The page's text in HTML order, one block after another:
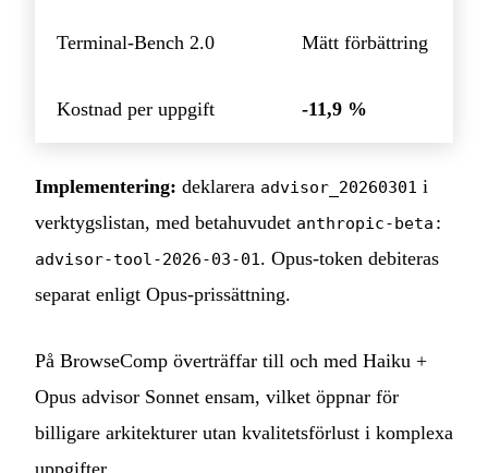
Terminal-Bench 2.0 Mätt förbättring
Kostnad per uppgift -11,9 %
Implementering: deklarera advisor_20260301 i
verktygslistan, med betahuvudet anthropic-beta:
advisor-tool-2026-03-01 . Opus-token debiteras
separat enligt Opus-prissättning.
På BrowseComp överträffar till och med Haiku +
Opus advisor Sonnet ensam, vilket öppnar för
billigare arkitekturer utan kvalitetsförlust i komplexa
uppgifter.